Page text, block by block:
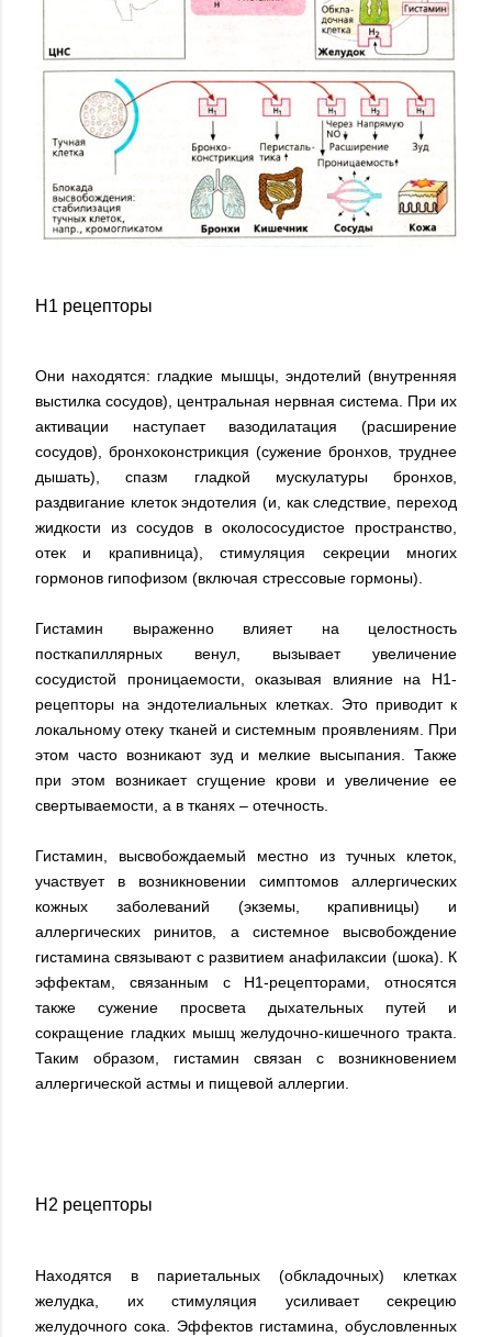
H1 рецепторы
Они находятся: гладкие мышцы, эндотелий (внутренняя
выстилка сосудов), центральная нервная система. При их
активации наступает вазодилатация (расширение
сосудов), бронхоконстрикция (сужение бронхов, труднее
дышать), спазм гладкой мускулатуры бронхов,
раздвигание клеток эндотелия (и, как следствие, переход
жидкости из сосудов в околососудистое пространство,
отек и крапивница), стимуляция секреции многих
гормонов гипофизом (включая стрессовые гормоны).
Гистамин выраженно влияет на целостность
посткапиллярных венул, вызывает увеличение
сосудистой проницаемости, оказывая влияние на H1-
рецепторы на эндотелиальных клетках. Это приводит к
локальному отеку тканей и системным проявлениям. При
этом часто возникают зуд и мелкие высыпания. Также
при этом возникает сгущение крови и увеличение ее
свертываемости, а в тканях – отечность.
Гистамин, высвобождаемый местно из тучных клеток,
участвует в возникновении симптомов аллергических
кожных заболеваний (экземы, крапивницы) и
аллергических ринитов, а системное высвобождение
гистамина связывают с развитием анафилаксии (шока). К
эффектам, связанным с H1-рецепторами, относятся
также сужение просвета дыхательных путей и
сокращение гладких мышц желудочно-кишечного тракта.
Таким образом, гистамин связан с возникновением
аллергической астмы и пищевой аллергии.
H2 рецепторы
Находятся в париетальных (обкладочных) клетках
желудка, их стимуляция усиливает секрецию
желудочного сока. Эффектов гистамина, обусловленных